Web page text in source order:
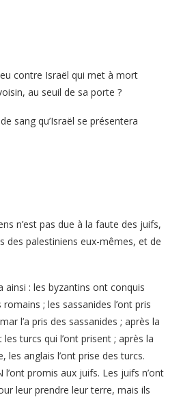
contre Israël qui met à mort
au seuil de sa porte ?
sang qu’Israël se présentera
n’est pas due à la faute des juifs,
des palestiniens eux-mêmes, et de
ainsi : les byzantins ont conquis
; les sassanides l’ont pris
l’a pris des sassanides ; après la
turcs qui l’ont prisent ; après la
les anglais l’ont prise des turcs.
l’ont promis aux juifs. Les juifs n’ont
leur prendre leur terre, mais ils